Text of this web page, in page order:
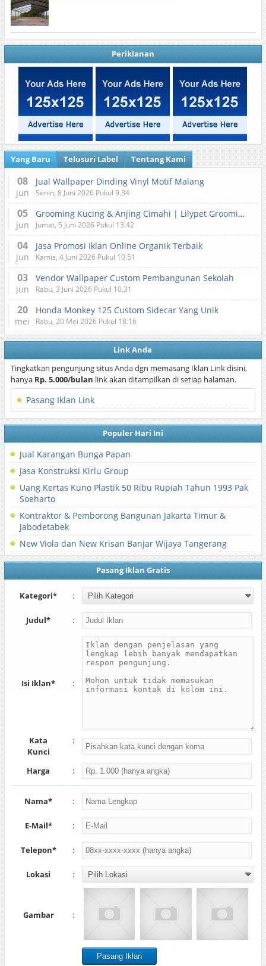
Periklanan
Yang Baru Telusuri Label Tentang Kami
08
jun
Jual Wallpaper Dinding Vinyl Motif Malang
Senin, 8 Juni 2026 Pukul 9.34
05
jun
Grooming Kucing & Anjing Cimahi | Lilypet Grooming & Pet Hotel
Jumat, 5 Juni 2026 Pukul 13.42
04
jun
Jasa Promosi Iklan Online Organik Terbaik
Kamis, 4 Juni 2026 Pukul 10.51
03
jun
Vendor Wallpaper Custom Pembangunan Sekolah
Rabu, 3 Juni 2026 Pukul 10.31
20
mei
Honda Monkey 125 Custom Sidecar Yang Unik
Rabu, 20 Mei 2026 Pukul 18.16
Link Anda
Tingkatkan pengunjung situs Anda dgn memasang Iklan Link disini,
hanya Rp. 5.000/bulan link akan ditampilkan di setiap halaman.
Pasang Iklan Link
Populer Hari Ini
Jual Karangan Bunga Papan
Jasa Konstruksi Kirlu Group
Uang Kertas Kuno Plastik 50 Ribu Rupiah Tahun 1993 Pak
Soeharto
Kontraktor & Pemborong Bangunan Jakarta Timur &
Jabodetabek
New Viola dan New Krisan Banjar Wijaya Tangerang
Pasang Iklan Gratis
Kategori* :
Judul* :
Isi Iklan* :
Kata
Kunci
:
Harga :
Nama* :
E-Mail* :
Telepon* :
Lokasi :
Gambar :